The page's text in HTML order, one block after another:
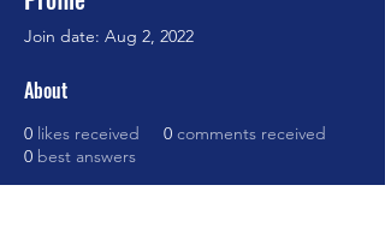
Join date: Aug 2, 2022
About
0 likes received 0 comments received
0 best answers